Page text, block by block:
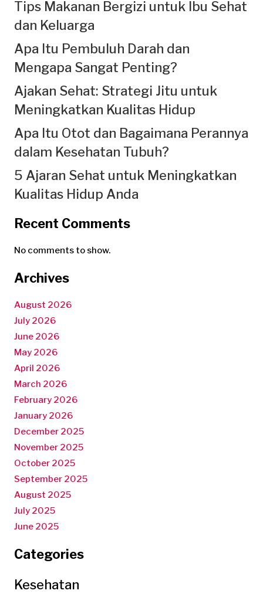
Tips Makanan Bergizi untuk Ibu Sehat
dan Keluarga
Apa Itu Pembuluh Darah dan
Mengapa Sangat Penting?
Ajakan Sehat: Strategi Jitu untuk
Meningkatkan Kualitas Hidup
Apa Itu Otot dan Bagaimana Perannya
dalam Kesehatan Tubuh?
5 Ajaran Sehat untuk Meningkatkan
Kualitas Hidup Anda
Recent Comments
No comments to show.
Archives
August 2026
July 2026
June 2026
May 2026
April 2026
March 2026
February 2026
January 2026
December 2025
November 2025
October 2025
September 2025
August 2025
July 2025
June 2025
Categories
Kesehatan